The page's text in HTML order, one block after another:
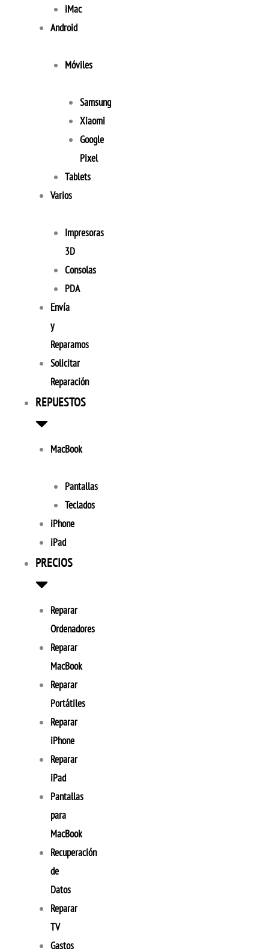
iMac
Android
Móviles
Samsung
Xiaomi
Google
Pixel
Tablets
Varios
Impresoras
3D
Consolas
PDA
Envía
y
Reparamos
Solicitar
Reparación
REPUESTOS
MacBook
Pantallas
Teclados
iPhone
iPad
PRECIOS
Reparar
Ordenadores
Reparar
MacBook
Reparar
Portátiles
Reparar
iPhone
Reparar
iPad
Pantallas
para
MacBook
Recuperación
de
Datos
Reparar
TV
Gastos